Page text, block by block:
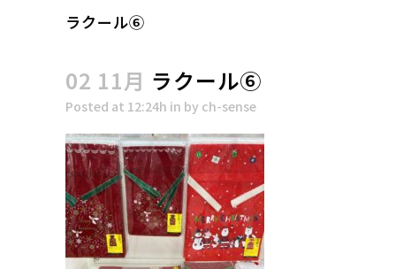
ラクール⑥
02 11月 ラクール⑥
Posted at 12:24h in by ch-sense